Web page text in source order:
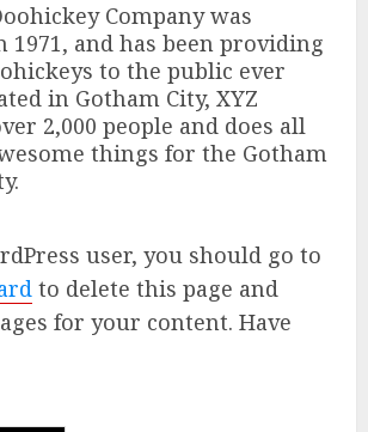
Company was
1971, and has been providing
to the public ever
in Gotham City, XYZ
2,000 people and does all
things for the Gotham
user, you should go to
to delete this page and
for your content. Have